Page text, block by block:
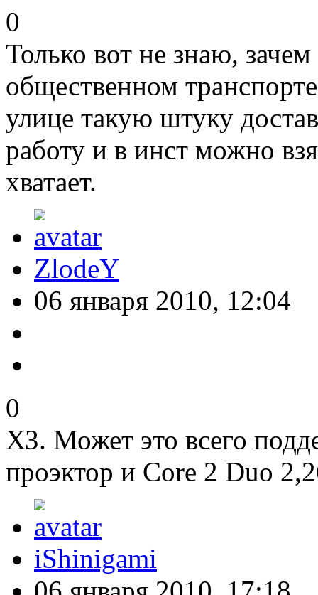
0
Только вот не знаю,
общественном
улице такую штуку
работу и в инст можно
хватает.
ZlodeY
06 января 2010, 12:04
0
ХЗ. Может это всего
проэктор и Core 2 Duo
iShinigami